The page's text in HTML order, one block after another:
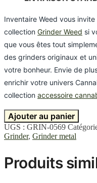
Inventaire Weed vous
collection Grinder Weed si
que vous êtes tout
des grinders originaux et
votre bonheur. Envie de
enrichir votre univers
collection accessoire
Ajouter au panier
UGS : GRIN-0569
Grinder, Grinder metal
Produits